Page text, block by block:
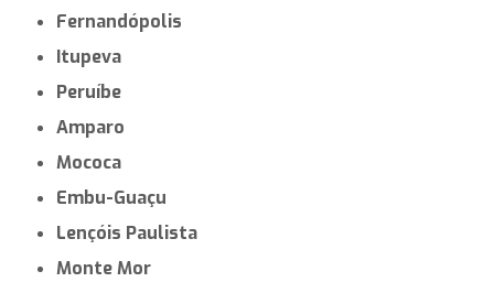
Fernandópolis
Itupeva
Peruíbe
Amparo
Mococa
Embu-Guaçu
Lençóis Paulista
Monte Mor